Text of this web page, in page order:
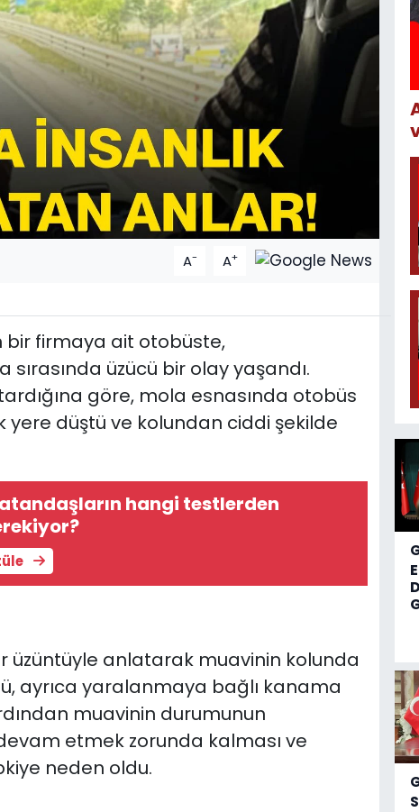
A- A+
bir firmaya ait otobüste,
üzücü bir olay yaşandı.
göre, mola esnasında otobüs
düştü ve kolundan ciddi şekilde
hangi testlerden
üzüntüyle anlatarak muavinin kolunda
ayrıca yaralanmaya bağlı kanama
muavinin durumunun
etmek zorunda kalması ve
neden oldu.